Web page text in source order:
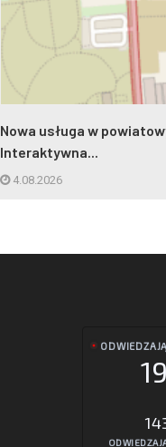
Nowa usługa w
Interaktywna...
4.08.2026